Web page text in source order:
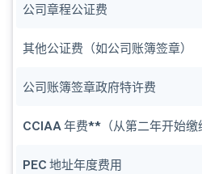
公司章程公证费
其他公证费（如公司账簿签章）
公司账簿签章政府特许费
CCIAA 年费**（从第二年开始缴
PEC 地址年度费用